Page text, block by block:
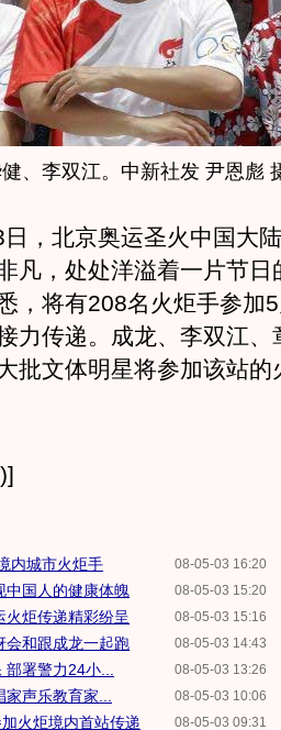
、李双江。中新社发 尹恩彪
北京奥运圣火中国大
凡，处处洋溢着一片节日
，将有208名火炬手参加
力传递。成龙、李双江、
批文体明星将参加该站的
]
08-05-03 16:20
内城市火炬手
08-05-03 15:20
中国人的健康体魄
08-05-03 15:16
火炬传递精彩纷呈
08-05-03 14:43
会和跟成龙一起跑
08-05-03 13:26
署警力24小...
08-05-03 10:06
声乐教育家...
08-05-03 09:31
火炬境内首站传递